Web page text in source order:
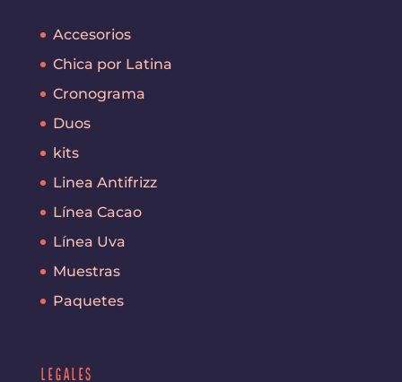
Accesorios
Chica por Latina
Cronograma
Duos
kits
Linea Antifrizz
Línea Cacao
Línea Uva
Muestras
Paquetes
Legales